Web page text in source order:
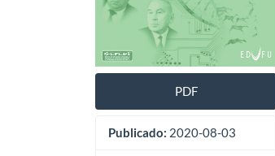
PDF
Publicado: 2020-08-03